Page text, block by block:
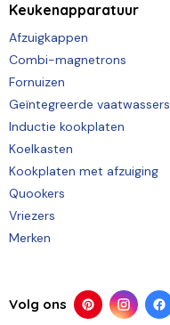
Keukenapparatuur
Afzuigkappen
Combi-magnetrons
Fornuizen
Geïntegreerde vaatwassers
Inductie kookplaten
Koelkasten
Kookplaten met afzuiging
Quookers
Vriezers
Merken
Volg ons